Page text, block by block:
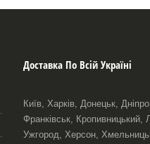
Доставка По Всій Україні
Київ, Харків, Донецьк,
Франківськ, Кропивницький,
Ужгород, Херсон,